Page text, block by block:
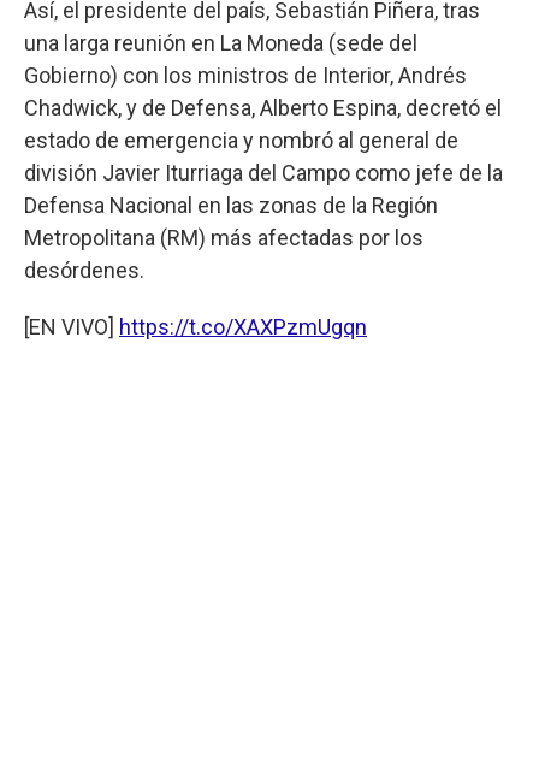
Así, el presidente del país, Sebastián Piñera, tras
una larga reunión en La Moneda (sede del
Gobierno) con los ministros de Interior, Andrés
Chadwick, y de Defensa, Alberto Espina, decretó el
estado de emergencia y nombró al general de
división Javier Iturriaga del Campo como jefe de la
Defensa Nacional en las zonas de la Región
Metropolitana (RM) más afectadas por los
desórdenes.
[EN VIVO] https://t.co/XAXPzmUgqn